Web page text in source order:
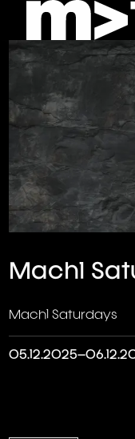
Mach1
Mach1 Saturdays